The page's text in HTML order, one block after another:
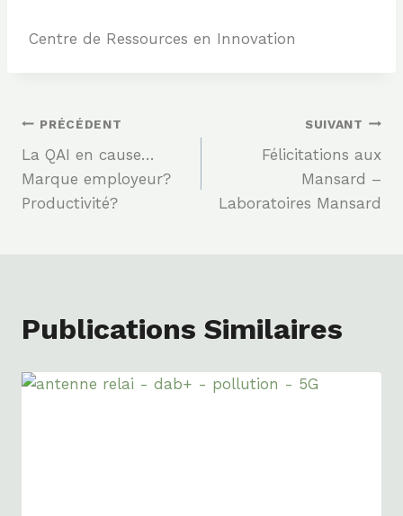
Centre de Ressources en Innovation
Navigation
De
L’article
PRÉCÉDENT
La QAI en cause…
Marque employeur?
Productivité?
SUIVANT
Félicitations aux
Mansard –
Laboratoires Mansard
Publications Similaires